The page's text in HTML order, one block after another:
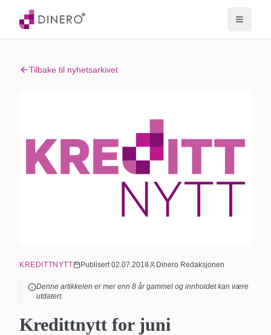
Tilbake til nyhetsarkivet
KREDITTNYTT Publisert02.07.2018 Dinero Redaksjonen
Denne artikkelen er mer enn 8 år gammel og innholdet kan være
utdatert.
Kredittnytt for juni